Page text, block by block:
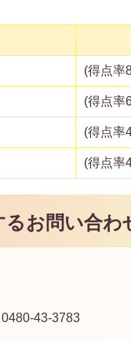
(得点率
(得点率
(得点率
(得点率
るお問い合わ
43-3783